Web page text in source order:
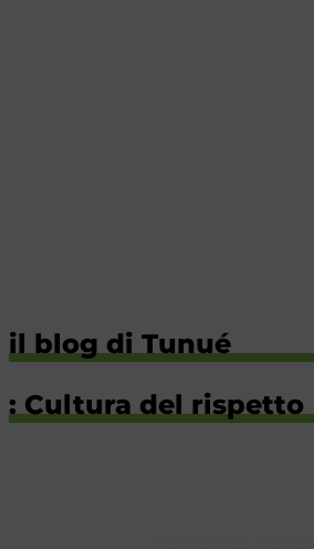
il blog di Tunué
: Cultura del rispetto